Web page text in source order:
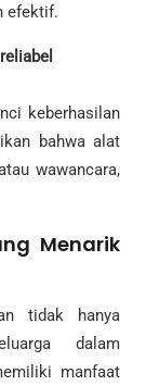
efektif.
keberhasilan
bahwa alat
wawancara,
Menarik
tidak hanya
dalam
manfaat